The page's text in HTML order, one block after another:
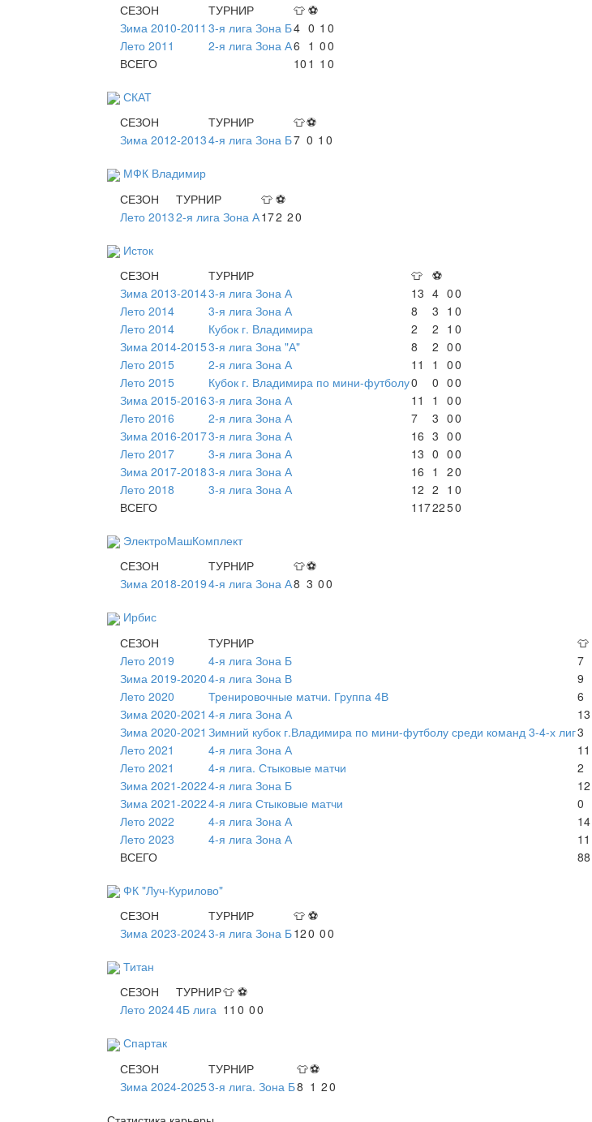
СЕЗОН
ТУРНИР 👕 ⚽
Зима 2010-2011 3-я лига Зона Б4 0 1 0
Лето 2011
2-я лига Зона А6 1 00
ВСЕГО
10 1 1 0
СКАТ
СЕЗОН
ТУРНИР 👕⚽
Зима 2012-20134-я лига Зона Б7 0 1 0
МФК Владимир
СЕЗОН
ТУРНИР 👕 ⚽
Лето 20132-я лига Зона А172 20
Исток
СЕЗОН
ТУРНИР 👕 ⚽
Зима 2013-20143-я лига Зона А 13 4 00
Лето 2014
3-я лига Зона А 8 3 1 0
Лето 2014
Кубок г. Владимира 2 2 1 0
Зима 2014-20153-я лига Зона "А" 8 2 00
Лето 2015
2-я лига Зона А 11 1 00
Лето 2015
Кубок г. Владимира по мини-футболу0 0 00
Зима 2015-20163-я лига Зона А 11 1 00
Лето 2016
2-я лига Зона А 7 3 00
Зима 2016-20173-я лига Зона А 16 3 00
Лето 2017
3-я лига Зона А 13 0 00
Зима 2017-20183-я лига Зона А 16 1 20
Лето 2018
3-я лига Зона А 12 2 1 0
ВСЕГО
1172250
ЭлектроМашКомплект
СЕЗОН
ТУРНИР 👕⚽
Зима 2018-20194-я лига Зона А8 3 00
Ирбис
СЕЗОН
ТУРНИР 👕
Лето 2019
4-я лига Зона Б 7
Зима 2019-20204-я лига Зона В 9
Лето 2020
Тренировочные матчи. Группа 4В 6
Зима 2020-2021 4-я лига Зона А 13
Зима 2020-2021 Зимний кубок г.Владимира по мини-футболу среди команд 3-4-х лиг3
Лето 2021
4-я лига Зона А 11
Лето 2021
4-я лига. Стыковые матчи 2
Зима 2021-20224-я лига Зона Б 12
Зима 2021-20224-я лига Стыковые матчи 0
Лето 2022
4-я лига Зона А 14
Лето 2023
4-я лига Зона А 11
ВСЕГО
88
ФК "Луч-Курилово"
СЕЗОН
ТУРНИР 👕 ⚽
Зима 2023-20243-я лига Зона Б120 00
Титан
СЕЗОН
ТУРНИР👕 ⚽
Лето 20244Б лига 11 0 00
Спартак
СЕЗОН
ТУРНИР 👕⚽
Зима 2024-20253-я лига. Зона Б8 1 20